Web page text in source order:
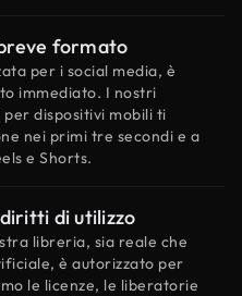
formato
per i social media, è
immediato. I nostri
dispositivi mobili ti
nei primi tre secondi e a
e Shorts.
di utilizzo
libreria, sia reale che
è autorizzato per
le licenze, le liberatorie